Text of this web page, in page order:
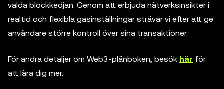
valda blockkedjan. Genom att erbjuda nätverksinsikter i
realtid och flexibla gasinställningar strävar vi efter att ge
användare större kontroll över sina transaktioner.
För andra detaljer om Web3-plånboken, besök här för
att lära dig mer.